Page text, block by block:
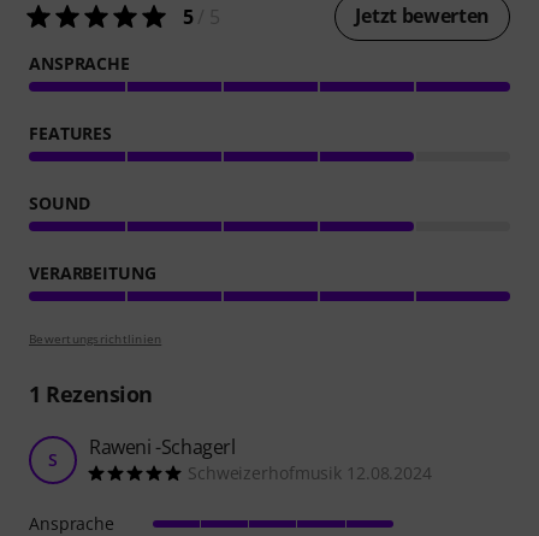
5/ 5 Jetzt bewerten
ANSPRACHE
FEATURES
SOUND
VERARBEITUNG
Bewertungsrichtlinien
1 Rezension
S Raweni -Schagerl
Schweizerhofmusik 12.08.2024
Ansprache